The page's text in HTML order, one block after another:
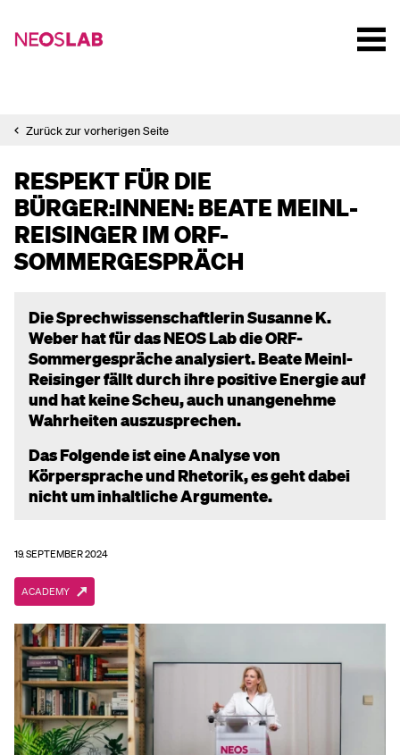
Zurück zur vorherigen Seite
RESPEKT FÜR DIE
BÜRGER:INNEN: BEATE MEINL-
REISINGER IM ORF-
SOMMERGESPRÄCH
Die Sprechwissenschaftlerin Susanne K.
Weber hat für das NEOS Lab die ORF-
Sommergespräche analysiert. Beate Meinl-
Reisinger fällt durch ihre positive Energie auf
und hat keine Scheu, auch unangenehme
Wahrheiten auszusprechen.
Das Folgende ist eine Analyse von
Körpersprache und Rhetorik, es geht dabei
nicht um inhaltliche Argumente.
19. SEPTEMBER 2024
ACADEMY